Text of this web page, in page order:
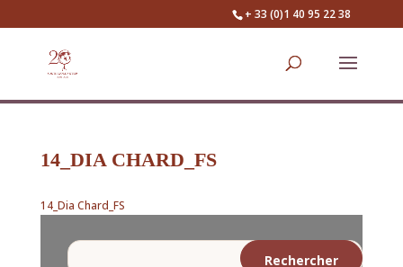
+ 33 (0)1 40 95 22 38
14_DIA CHARD_FS
14_Dia Chard_FS